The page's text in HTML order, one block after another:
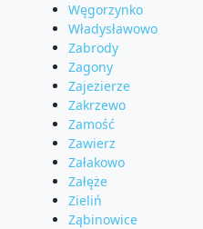
Węgorzynko
Władysławowo
Zabrody
Zagony
Zajezierze
Zakrzewo
Zamość
Zawierz
Załakowo
Załęże
Zieliń
Ząbinowice